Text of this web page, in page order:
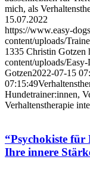
mich, als
15.07.2022
https://www.easy-
content/uploads/
1335 Christin Gotzen
content/uploads/
Gotzen2022-07-15
07:15:49
Hundetrainer:innen,
Verhaltenstherapie
“Psychokiste für
Ihre innere